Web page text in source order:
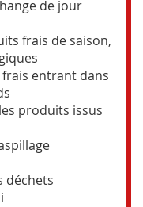
de jour
frais de saison,
entrant dans
produits issus
déchets